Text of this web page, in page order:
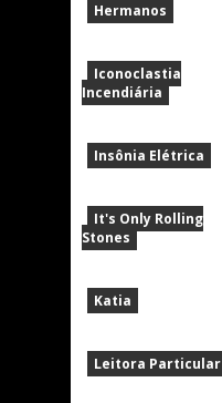
Hermanos
Iconoclastia
Incendiária
Insônia Elétrica
It's Only Rolling
Stones
Katia
Leitora Particular